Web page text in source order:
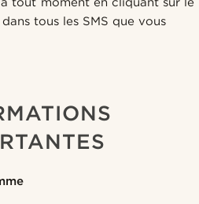
tous les SMS que vous